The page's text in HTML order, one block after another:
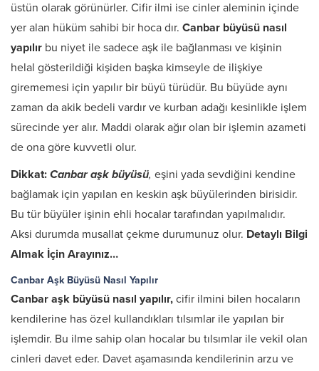
üstün olarak görünürler. Cifir ilmi ise cinler aleminin içinde
yer alan hüküm sahibi bir hoca dır. Canbar büyüsü nasıl
yapılır bu niyet ile sadece aşk ile bağlanması ve kişinin
helal gösterildiği kişiden başka kimseyle de ilişkiye
girememesi için yapılır bir büyü türüdür. Bu büyüde aynı
zaman da akik bedeli vardır ve kurban adağı kesinlikle işlem
sürecinde yer alır. Maddi olarak ağır olan bir işlemin azameti
de ona göre kuvvetli olur.
Dikkat: Canbar aşk büyüsü, eşini yada sevdiğini kendine
bağlamak için yapılan en keskin aşk büyülerinden birisidir.
Bu tür büyüler işinin ehli hocalar tarafından yapılmalıdır.
Aksi durumda musallat çekme durumunuz olur. Detaylı Bilgi
Almak İçin Arayınız…
Canbar Aşk Büyüsü Nasıl Yapılır
Canbar aşk büyüsü nasıl yapılır, cifir ilmini bilen hocaların
kendilerine has özel kullandıkları tılsımlar ile yapılan bir
işlemdir. Bu ilme sahip olan hocalar bu tılsımlar ile vekil olan
cinleri davet eder. Davet aşamasında kendilerinin arzu ve